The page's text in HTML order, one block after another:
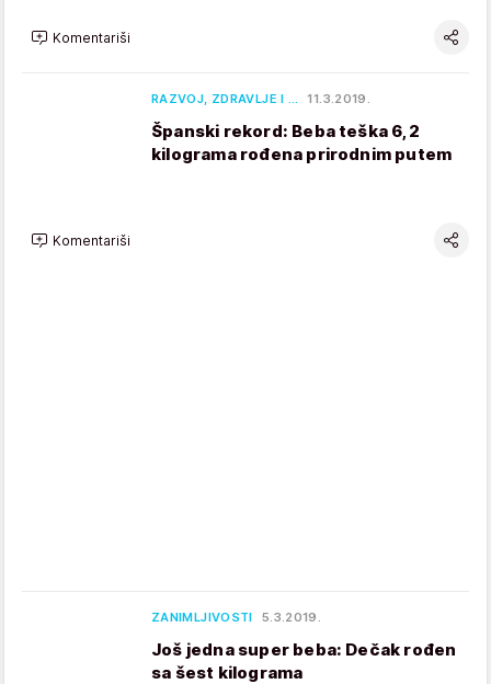
Komentariši
RAZVOJ, ZDRAVLJE I … 11.3.2019.
Španski rekord: Beba teška 6,2
kilograma rođena prirodnim putem
Komentariši
ZANIMLJIVOSTI 5.3.2019.
Još jedna super beba: Dečak rođen
sa šest kilograma